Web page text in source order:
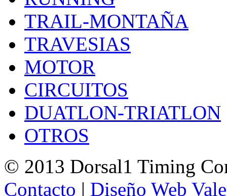
TRAIL-MONTAÑA
TRAVESIAS
MOTOR
CIRCUITOS
DUATLON-TRIATLON
OTROS
© 2013 Dorsal1 Timing
Contacto | Diseño Web